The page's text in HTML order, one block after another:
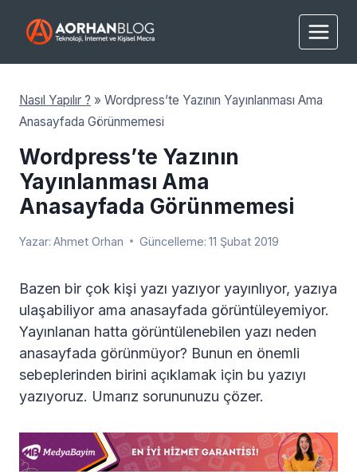
Nasıl Yapılır ? » Wordpress’te Yazının Yayınlanması Ama
Anasayfada Görünmemesi
Wordpress’te Yazının
Yayınlanması Ama
Anasayfada Görünmemesi
Yazar: Ahmet Orhan Güncelleme: 11 Şubat 2019
Bazen bir çok kişi yazı yazıyor yayınlıyor, yazıya
ulaşabiliyor ama anasayfada görüntüleyemiyor.
Yayınlanan hatta görüntülenebilen yazı neden
anasayfada görünmüyor? Bunun en önemli
sebeplerinden birini açıklamak için bu yazıyı
yazıyoruz. Umarız sorununuzu çözer.